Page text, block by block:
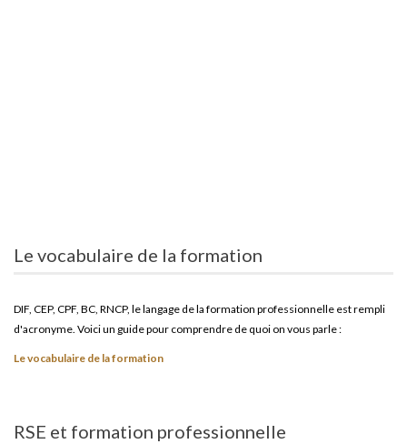
Le vocabulaire de la formation
DIF, CEP, CPF, BC, RNCP, le langage de la formation professionnelle est rempli
d'acronyme. Voici un guide pour comprendre de quoi on vous parle :
Le vocabulaire de la formation
RSE et formation professionnelle